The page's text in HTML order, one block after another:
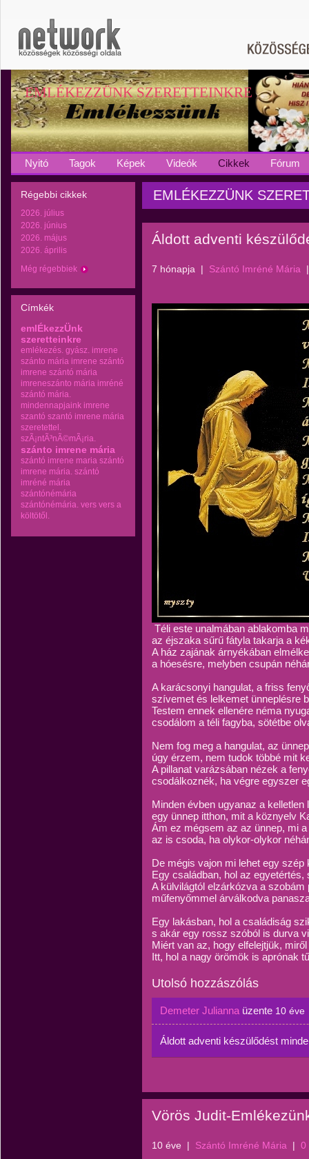
EMLÉKEZZÜNK SZERETTEINKRE
Nyitó Tagok Képek Videók Cikkek Fórum
Régebbi cikkek
2026. július
2026. június
2026. május
2026. április
Még régebbiek
Címkék
emlÉkezzÜnk
szeretteinkre
emlékezés. gyász. imrene
szánto mária imrene szántó
imrene szántó mária
imreneszánto mária imréné
szántó mária.
mindennapjaink imrene
szantó szantó imrene mária
szeretettel.
szÃ¡ntÃ³nÃ©mÃ¡ria.
szánto imrene mária
szántó imrene maria szántó
imrene mária. szántó
imréné mária
szántónémária
szántónémária. vers vers a
költötől.
EMLÉKEZZÜNK
Áldott adventi
7 hónapja | Szántó Imréné Mária
Téli este unalmában ablakomba
az éjszaka sűrű fátyla takarja a
A ház zajának árnyékában
a hóesésre, melyben csupán
A karácsonyi hangulat, a friss
szívemet és lelkemet ünneplésre
Testem ennek ellenére néma
csodálom a téli fagyba, sötétbe
Nem fog meg a hangulat, az
úgy érzem, nem tudok többé mit
A pillanat varázsában nézek a
csodálkoznék, ha végre egyszer
Minden évben ugyanaz a kelletlen
egy ünnep itthon, mit a köznyelv
Ám ez mégsem az az ünnep, mi
az is csoda, ha olykor-olykor
De mégis vajon mi lehet egy szép
Egy családban, hol az egyetértés,
A külvilágtól elzárkózva a szobám
műfenyőmmel árválkodva
Egy lakásban, hol a családiság
s akár egy rossz szóból is durva
Miért van az, hogy elfelejtjük,
Itt, hol a nagy örömök is aprónak
Utolsó hozzászólás
Demeter Julianna üzente 10 éve
Áldott adventi készülődést
Vörös Judit-
10 éve | Szántó Imréné Mária | 0